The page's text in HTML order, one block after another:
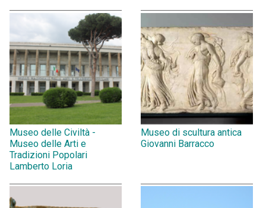
Museo delle Civiltà -
Museo delle Arti e
Tradizioni Popolari
Lamberto Loria
Museo di scultura antica
Giovanni Barracco